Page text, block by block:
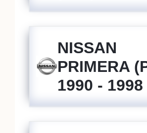
NISSAN
PRIMERA
1990 - 1998